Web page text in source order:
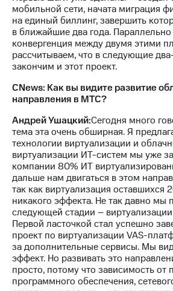
мобильной сети, начата миграция
на единый биллинг, завершить
в ближайшие два года.
конвергенция между двумя этими
рассчитываем, что в следующие
закончим и этот проект.
CNews: Как вы видите развитие
направления в МТС?
Андрей Ушацкий:Сегодня много
тема эта очень обширная. Я
технологии виртуализации и
виртуализации ИТ-систем мы уже
компании 80% ИТ
дальше нам двигаться в этом
так как виртуализация оставшихся
никакого эффекта. Не так давно мы
следующей стадии –
Первой ласточкой стал успешно
проект по виртуализации VAS-
за дополнительные сервисы. Мы
эффект. Но развивать это
просто, потому что зависимость от
программного обеспечения,